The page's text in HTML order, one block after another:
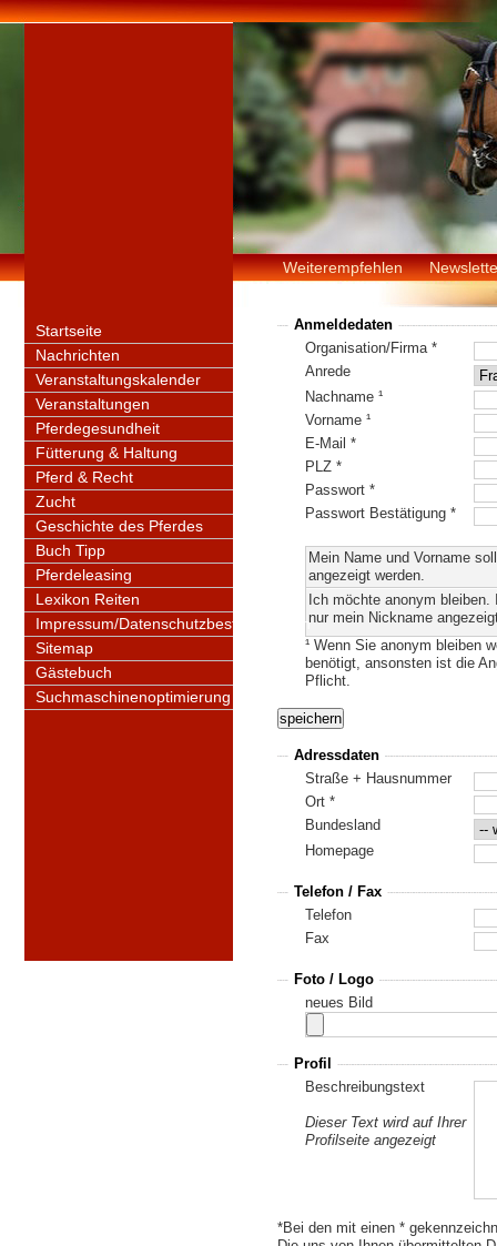
Weiterempfehlen
Startseite
Nachrichten
Veranstaltungskalender
Veranstaltungen
Pferdegesundheit
Fütterung & Haltung
Pferd & Recht
Zucht
Geschichte des Pferdes
Buch Tipp
Pferdeleasing
Lexikon Reiten
Impressum/Datenschutzbestimmungen
Sitemap
Gästebuch
Suchmaschinenoptimierung
Anmeldedaten
Organisation/Firma *
Anrede
Nachname ¹
Vorname ¹
E-Mail *
PLZ *
Passwort *
Passwort Bestätigung *
Mein Name und Vorname
angezeigt werden.
Ich möchte anonym
nur mein Nickname
¹ Wenn Sie anonym bleiben
benötigt, ansonsten ist die
Pflicht.
Adressdaten
Straße + Hausnummer
Ort *
Bundesland
Homepage
Telefon / Fax
Telefon
Fax
Foto / Logo
neues Bild
Profil
Beschreibungstext
Dieser Text wird auf Ihrer
Profilseite angezeigt
*Bei den mit einen *